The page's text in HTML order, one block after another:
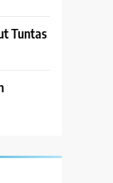
Tuntas